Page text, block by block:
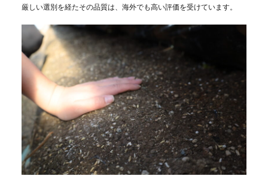
厳しい選別を経たその品質は、海外でも高い評価を受けています。